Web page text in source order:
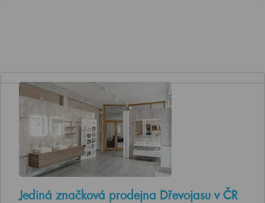
Jediná značková prodejna Dřevojasu v ČR